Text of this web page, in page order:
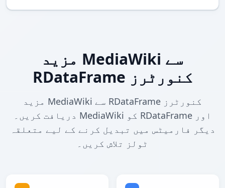
مزید MediaWiki سے
RDataFrame کنورٹرز
مزید MediaWiki سے RDataFrame کنورٹرز
دریافت کریں۔ MediaWiki کو RDataFrame اور
دیگر فارمیٹس میں تبدیل کرنے کے لیے متعلقہ
ٹولز تلاش کریں۔